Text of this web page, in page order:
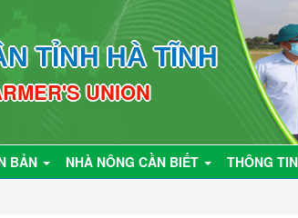
TỈNH HÀ TĨNH
UNION
BẢN NHÀ NÔNG CẦN BIẾT THÔNG